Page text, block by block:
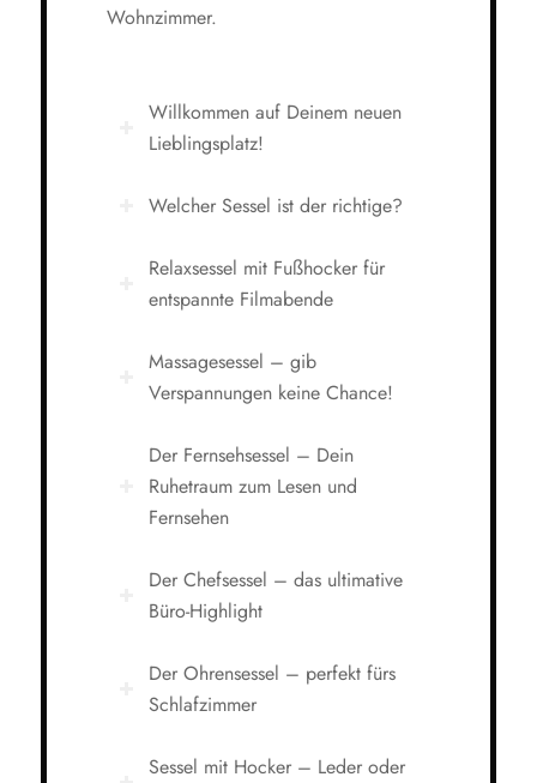
Wohnzimmer.
Willkommen auf Deinem neuen
Lieblingsplatz!
Welcher Sessel ist der richtige?
Relaxsessel mit Fußhocker für
entspannte Filmabende
Massagesessel – gib
Verspannungen keine Chance!
Der Fernsehsessel – Dein
Ruhetraum zum Lesen und
Fernsehen
Der Chefsessel – das ultimative
Büro-Highlight
Der Ohrensessel – perfekt fürs
Schlafzimmer
Sessel mit Hocker – Leder oder